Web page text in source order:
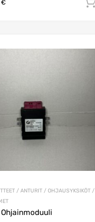
€
/ ANTURIT / OHJAUSYKSIKÖT /
Ohjainmoduuli